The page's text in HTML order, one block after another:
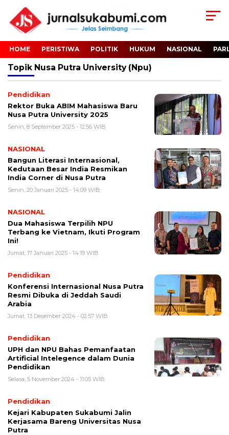
HOME PERISTIWA POLITIK HUKUM NASIONAL
Topik Nusa Putra University (npu)
Pendidikan
Rektor Buka ABIM Mahasiswa Baru
Nusa Putra University 2025
Senin, 8 September 2025 - 12:56 WIB
NASIONAL
Bangun Literasi Internasional,
Kedutaan Besar India Resmikan
India Corner di Nusa Putra
Senin, 20 Januari 2025 - 14:09 WIB
NASIONAL
Dua Mahasiswa Terpilih NPU
Terbang ke Vietnam, Ikuti Program
Ini!
Jumat, 17 Januari 2025 - 14:19 WIB
Pendidikan
Konferensi Internasional Nusa Putra
Resmi Dibuka di Jeddah Saudi
Arabia
Jumat, 13 Desember 2024 - 02:57 WIB
Pendidikan
UPH dan NPU Bahas Pemanfaatan
Artificial Intelegence dalam Dunia
Pendidikan
Selasa, 5 November 2024 - 11:05 WIB
Pendidikan
Kejari Kabupaten Sukabumi Jalin
Kerjasama Bareng Universitas Nusa
Putra